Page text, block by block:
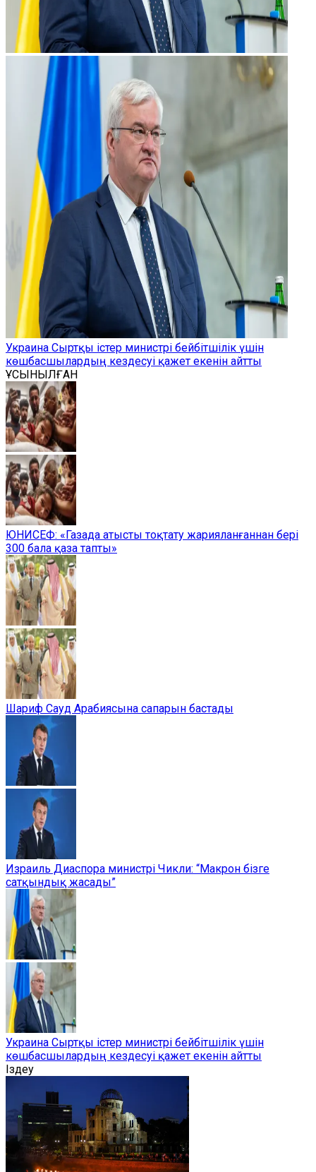
Украина Сыртқы істер министрі бейбітшілік үшін
көшбасшылардың кездесуі қажет екенін айтты
ҰСЫНЫЛҒАН
ЮНИСЕФ: «Газада атысты тоқтату жарияланғаннан бері
300 бала қаза тапты»
Шариф Сауд Арабиясына сапарын бастады
Израиль Диаспора министрі Чикли: “Макрон бізге
сатқындық жасады”
Украина Сыртқы істер министрі бейбітшілік үшін
көшбасшылардың кездесуі қажет екенін айтты
Іздеу